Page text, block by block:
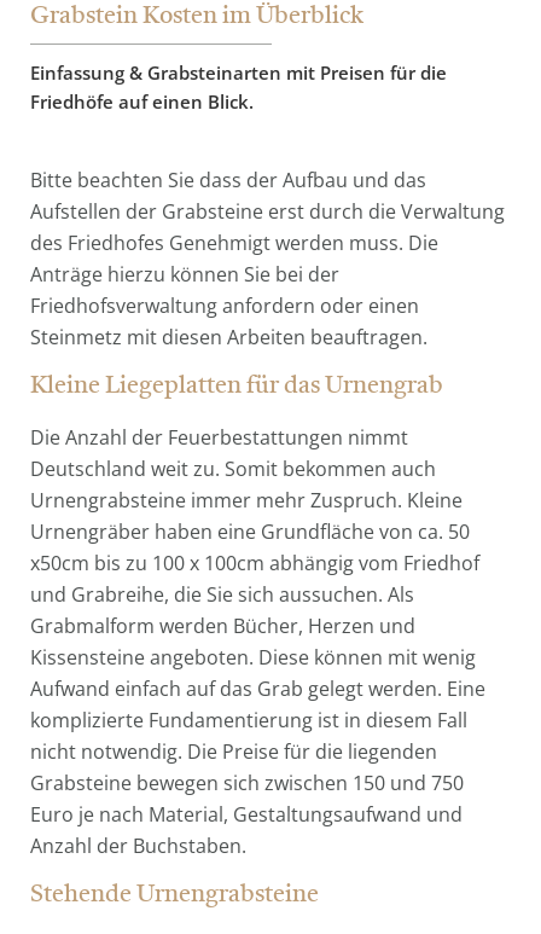
Grabstein Kosten im Überblick
Einfassung & Grabsteinarten mit Preisen für die
Friedhöfe auf einen Blick.
Bitte beachten Sie dass der Aufbau und das
Aufstellen der Grabsteine erst durch die Verwaltung
des Friedhofes Genehmigt werden muss. Die
Anträge hierzu können Sie bei der
Friedhofsverwaltung anfordern oder einen
Steinmetz mit diesen Arbeiten beauftragen.
Kleine Liegeplatten für das Urnengrab
Die Anzahl der Feuerbestattungen nimmt
Deutschland weit zu. Somit bekommen auch
Urnengrabsteine immer mehr Zuspruch. Kleine
Urnengräber haben eine Grundfläche von ca. 50
x50cm bis zu 100 x 100cm abhängig vom Friedhof
und Grabreihe, die Sie sich aussuchen. Als
Grabmalform werden Bücher, Herzen und
Kissensteine angeboten. Diese können mit wenig
Aufwand einfach auf das Grab gelegt werden. Eine
komplizierte Fundamentierung ist in diesem Fall
nicht notwendig. Die Preise für die liegenden
Grabsteine bewegen sich zwischen 150 und 750
Euro je nach Material, Gestaltungsaufwand und
Anzahl der Buchstaben.
Stehende Urnengrabsteine